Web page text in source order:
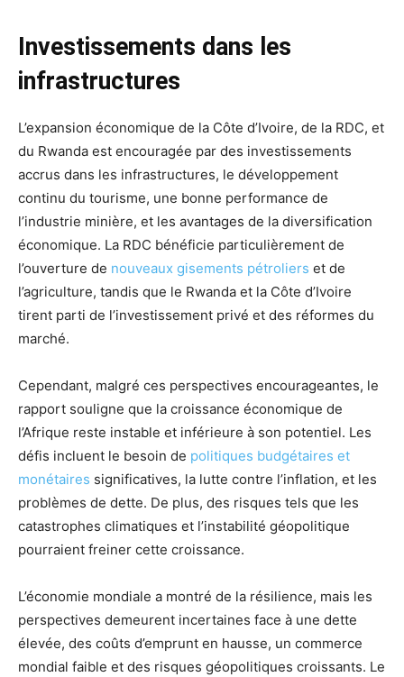
Investissements dans les
infrastructures
L’expansion économique de la Côte d’Ivoire, de la RDC, et
du Rwanda est encouragée par des investissements
accrus dans les infrastructures, le développement
continu du tourisme, une bonne performance de
l’industrie minière, et les avantages de la diversification
économique. La RDC bénéficie particulièrement de
l’ouverture de nouveaux gisements pétroliers et de
l’agriculture, tandis que le Rwanda et la Côte d’Ivoire
tirent parti de l’investissement privé et des réformes du
marché.
Cependant, malgré ces perspectives encourageantes, le
rapport souligne que la croissance économique de
l’Afrique reste instable et inférieure à son potentiel. Les
défis incluent le besoin de politiques budgétaires et
monétaires significatives, la lutte contre l’inflation, et les
problèmes de dette. De plus, des risques tels que les
catastrophes climatiques et l’instabilité géopolitique
pourraient freiner cette croissance.
L’économie mondiale a montré de la résilience, mais les
perspectives demeurent incertaines face à une dette
élevée, des coûts d’emprunt en hausse, un commerce
mondial faible et des risques géopolitiques croissants. Le